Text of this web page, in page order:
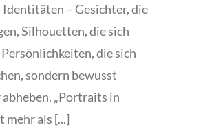
Identitäten – Gesichter, die
Silhouetten, die sich
die sich
sondern bewusst
„Portraits in
mehr als [...]